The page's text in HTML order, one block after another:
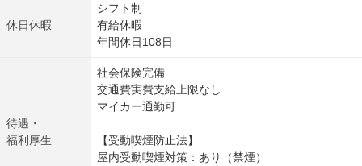
休日休暇
シフト制
有給休暇
年間休日108日
待遇・
福利厚生
社会保険完備
交通費実費支給上限なし
マイカー通勤可
【受動喫煙防止法】
屋内受動喫煙対策：あり（禁煙）